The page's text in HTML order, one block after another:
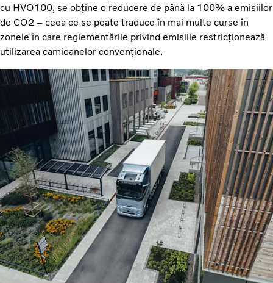
cu HVO100, se obține o reducere de până la 100% a emisiilor
de CO2 – ceea ce se poate traduce în mai multe curse în
zonele în care reglementările privind emisiile restricționează
utilizarea camioanelor convenționale.